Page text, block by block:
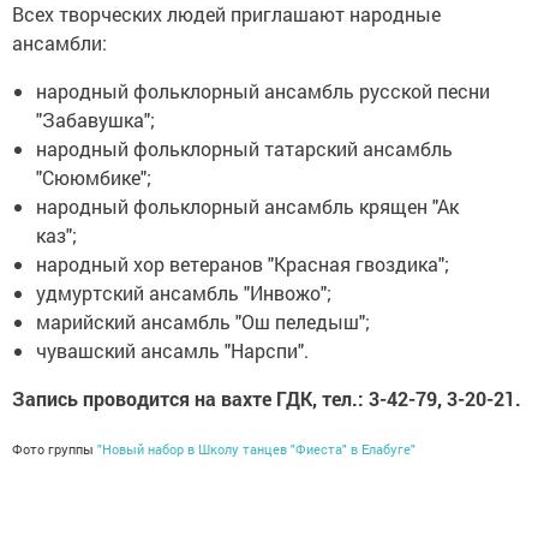
Всех творческих людей приглашают народные
ансамбли:
народный фольклорный ансамбль русской песни
"Забавушка";
народный фольклорный татарский ансамбль
"Сююмбике";
народный фольклорный ансамбль крящен "Ак
каз";
народный хор ветеранов "Красная гвоздика";
удмуртский ансамбль "Инвожо";
марийский ансамбль "Ош пеледыш";
чувашский ансамль "Нарспи".
Запись проводится на вахте ГДК, тел.: 3-42-79, 3-20-21.
Фото группы "Новый набор в Школу танцев "Фиеста" в Елабуге"